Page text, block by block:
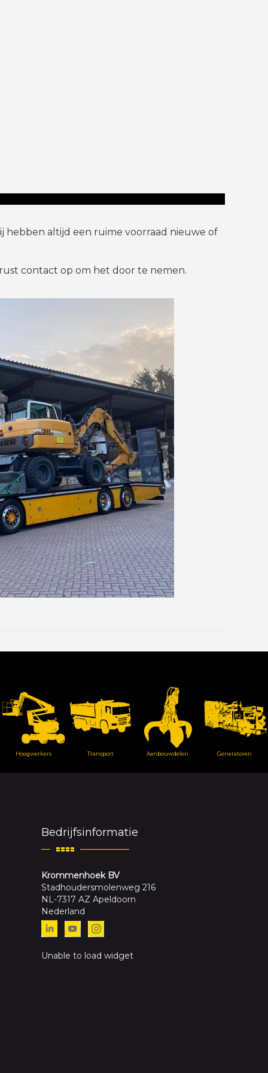
hebben altijd een ruime voorraad nieuwe of
contact op om het door te nemen.
Hoogwerkers Transport Aanbouwdelen Generatoren
Bedrijfsinformatie
Krommenhoek BV
Stadhoudersmolenweg 216
NL-7317 AZ Apeldoorn
Nederland
Unable to load widget